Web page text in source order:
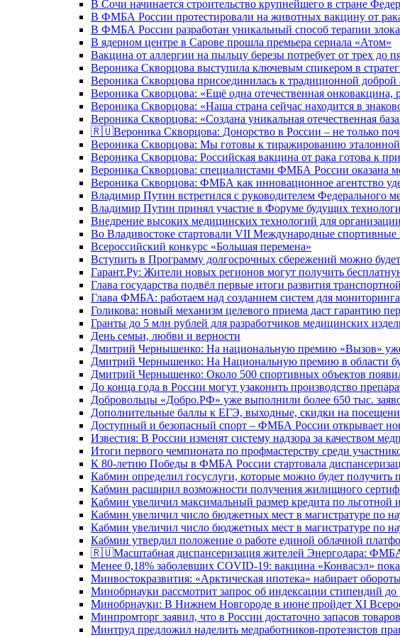
В Сочи начинается строительство крупнейшего в стране
В ФМБА России протестировали на животных вакцину от
В ФМБА России разработан уникальный способ терапии
В ядерном центре в Сарове прошла премьера сериала «Атом»
Вакцина от аллергии на пыльцу березы потребует от трех до
Вероника Скворцова выступила ключевым спикером в
Вероника Скворцова присоединилась к традиционной
Вероника Скворцова: «Ещё одна отечественная
Вероника Скворцова: «Наша страна сейчас находится в
Вероника Скворцова: «Создана уникальная отечественная
🇷🇺Вероника Скворцова: Донорство в России – не только
Вероника Скворцова: Мы готовы к тиражированию
Вероника Скворцова: Российская вакцина от рака готова к
Вероника Скворцова: специалистами ФМБА России оказана
Вероника Скворцова: ФМБА как инновационное агентство
Владимир Путин встретился с руководителем Федерального
Владимир Путин принял участие в Форуме будущих
Внедрение высоких медицинских технологий для
Во Владивостоке стартовали VII Международные
Всероссийский конкурс «Большая перемена»
Вступить в Программу долгосрочных сбережений можно будет
Гарант.Ру: Жители новых регионов могут получить
Глава государства подвёл первые итоги развития
Глава ФМБА: работаем над созданием систем для мониторинга
Голикова: новый механизм целевого приема даст гарантию
Гранты до 5 млн рублей для разработчиков медицинских
День семьи, любви и верности
Дмитрий Чернышенко: На национальную премию «Вызов» уже
Дмитрий Чернышенко: На Национальную премию в области
Дмитрий Чернышенко: Около 500 спортивных объектов
До конца года в России могут узаконить производство
Добровольцы «Добро.РФ» уже выполнили более 650 тыс.
Дополнительные баллы к ЕГЭ, выходные, скидки на
Доступный и безопасный спорт – ФМБА России открывает
Известия: В России изменят систему надзора за качеством
Итоги первого чемпионата по профмастерству среди
К 80-летию Победы в ФМБА России стартовала
Кабмин определил госуслуги, которые можно будет
Кабмин расширил возможности получения жилищного
Кабмин увеличил максимальный размер кредита по
Кабмин увеличил число бюджетных мест в магистратуре по
Кабмин увеличил число бюджетных мест в магистратуре по
Кабмин утвердил положение о работе единой облачной
🇷🇺Масштабная диспансеризация жителей Энергодара:
Менее 0,18% заболевших COVID-19: вакцина «Конвасэл»
Минвостокразвития: «Арктическая ипотека» набирает
Минобрнауки рассмотрит запрос об индексации стипендий
Минобрнауки: В Нижнем Новгороде в июне пройдет XI
Минпромторг заявил, что в России достаточно запасов
Минтруд предложил наделить медработников-протезистов